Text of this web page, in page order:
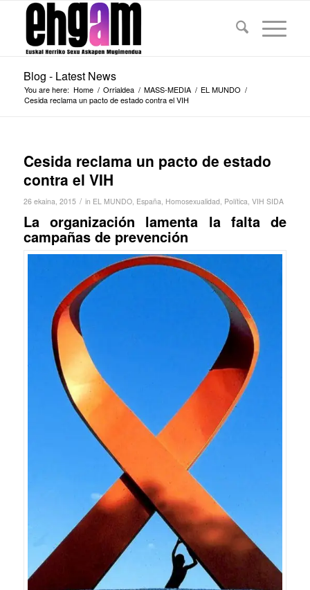
Blog - Latest News
You are here: Home / Orrialdea / MASS-MEDIA / EL MUNDO /
Cesida reclama un pacto de estado contra el VIH
Cesida reclama un pacto de estado
contra el VIH
26 ekaina, 2015 / in EL MUNDO, España, Homosexualidad, Política, VIH SIDA
La organización lamenta la falta de
campañas de prevención